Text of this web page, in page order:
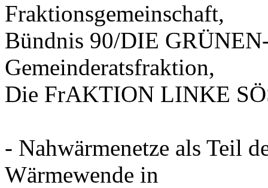
Fraktionsgemeinschaft,
Bündnis 90/DIE
Gemeinderatsfraktion,
Die FrAKTION LINKE
- Nahwärmenetze als Teil
Wärmewende in